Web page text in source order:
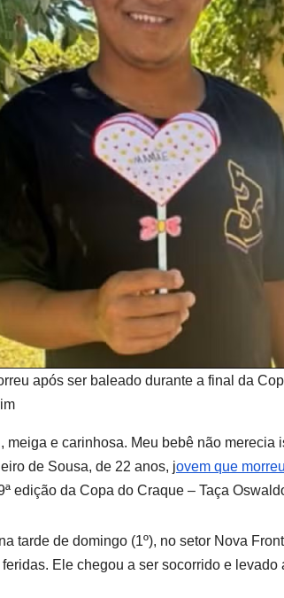
após ser baleado durante a final da
meiga e carinhosa. Meu bebê não merecia
de Sousa, de 22 anos, jovem que
edição da Copa do Craque – Taça
tarde de domingo (1º), no setor Nova
Ele chegou a ser socorrido e levado